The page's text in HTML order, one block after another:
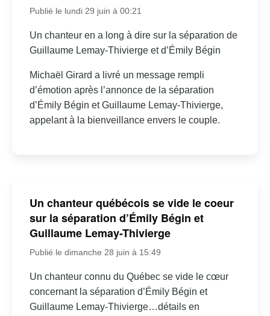
Publié le lundi 29 juin à 00:21
Un chanteur en a long à dire sur la séparation de
Guillaume Lemay-Thivierge et d’Émily Bégin
Michaël Girard a livré un message rempli
d’émotion après l’annonce de la séparation
d’Émily Bégin et Guillaume Lemay-Thivierge,
appelant à la bienveillance envers le couple.
Un chanteur québécois se vide le coeur
sur la séparation d’Émily Bégin et
Guillaume Lemay-Thivierge
Publié le dimanche 28 juin à 15:49
Un chanteur connu du Québec se vide le cœur
concernant la séparation d’Émily Bégin et
Guillaume Lemay-Thivierge…détails en